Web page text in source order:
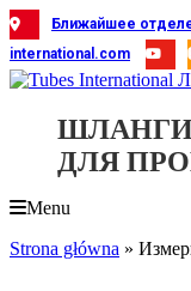
Skip
to
content
Ближайшее
international.com
ДЛЯ
Menu
Strona główna »